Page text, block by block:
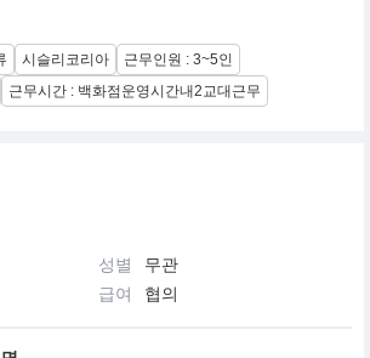
이 시슬리를 창립한 1976년만 하여도, 유럽인
휘또테라피는 생소한 것이었습니다. 식물성
일을 화장품에 사용하는 것은 그 자체만으로
있음을 깨닫게 되었습니다. 또한 식물학 연구
기에(지구에 서식하는 식물은 약 800,000개에
진정한 개척자로서, 자신의 노하우와 식물화
기 위해 전문적 지식에 엄격한 연구법을 접
시슬리코리아
근무인원 : 3~5인
근무시간 : 백화점운영시간내2교대근무
성별
무관
급여 협의